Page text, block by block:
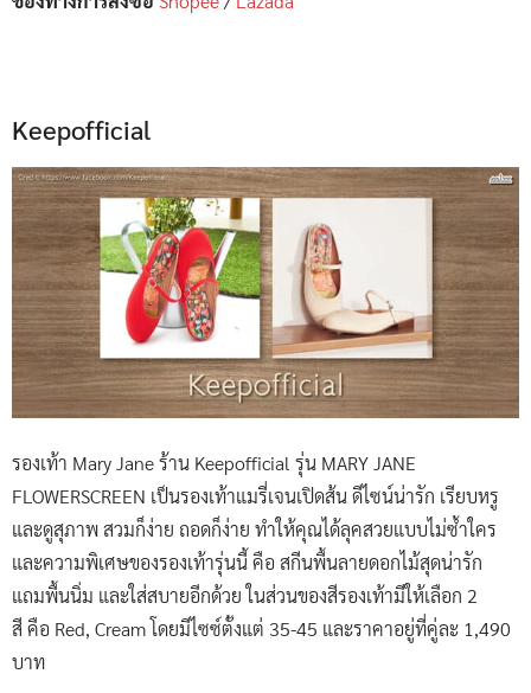
Keepofficial
รองเท้า Mary Jane ร้าน Keepofficial รุ่น MARY JANE
FLOWERSCREEN เป็นรองเท้าแมรี่เจนเปิดส้น ดีไซน์น่ารัก เรียบหรู
และดูสุภาพ สวมก็ง่าย ถอดก็ง่าย ทำให้คุณได้ลุคสวยแบบไม่ซ้ำใคร
และความพิเศษของรองเท้ารุ่นนี้ คือ สกีนพื้นลายดอกไม้สุดน่ารัก
แถมพื้นนิ่ม และใส่สบายอีกด้วย ในส่วนของสีรองเท้ามีให้เลือก 2
สี คือ Red, Cream โดยมีไซซ์ตั้งแต่ 35-45 และราคาอยู่ที่คู่ละ 1,490
บาท